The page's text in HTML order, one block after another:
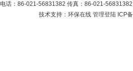
电话：86-021-56831382 传真：86-021-
技术支持：环保在线 管理登陆 ICP